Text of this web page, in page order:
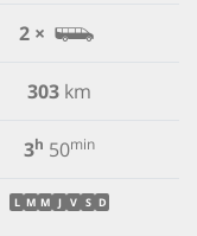
2 ×
303 km
3h 50min
L M M J V S D